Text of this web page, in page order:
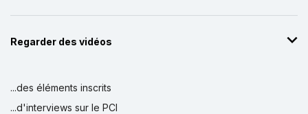
Regarder des vidéos
...des éléments inscrits
...d'interviews sur le PCI